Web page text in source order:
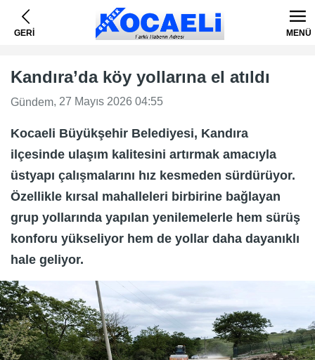
GERİ MENÜ
Kandıra’da köy yollarına el atıldı
Gündem, 27 Mayıs 2026 04:55
Kocaeli Büyükşehir Belediyesi, Kandıra
ilçesinde ulaşım kalitesini artırmak amacıyla
üstyapı çalışmalarını hız kesmeden sürdürüyor.
Özellikle kırsal mahalleleri birbirine bağlayan
grup yollarında yapılan yenilemelerle hem sürüş
konforu yükseliyor hem de yollar daha dayanıklı
hale geliyor.